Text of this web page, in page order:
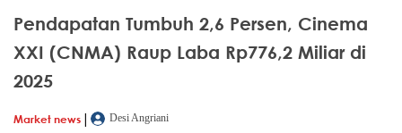
Pendapatan Tumbuh 2,6 Persen, Cinema
XXI (CNMA) Raup Laba Rp776,2 Miliar di
2025
Market news |
Desi Angriani